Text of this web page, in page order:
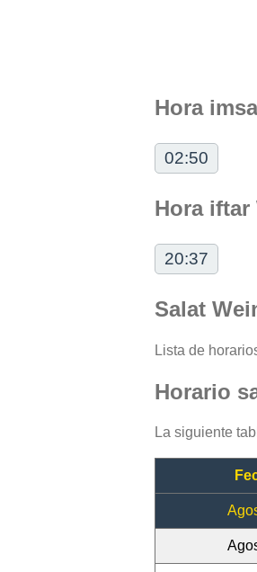
Hora
02:50
Hora iftar
20:37
Salat
Lista de
Horario
La siguiente